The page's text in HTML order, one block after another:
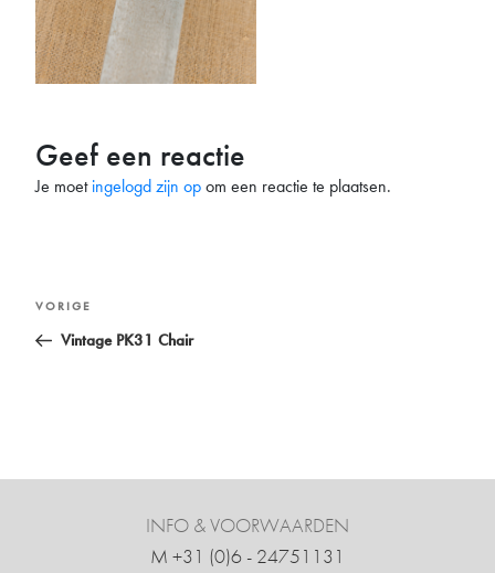
Geef een reactie
Je moetingelogd zijn opom een reactie te plaatsen.
Bericht
navigatie
Vorig
bericht
VORIGE
Vintage PK31 Chair
INFO & VOORWAARDEN
M +31 ‍(0)6 - 24751131